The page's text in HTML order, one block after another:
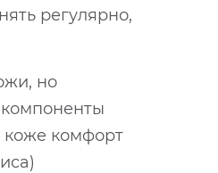
регулярно,
но
коже комфорт